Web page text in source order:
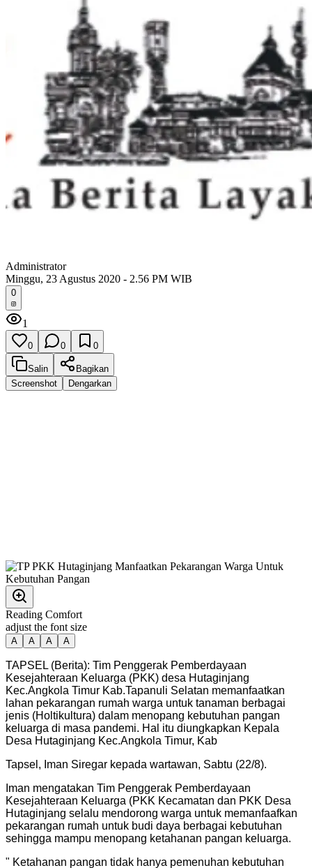
Administrator
Minggu, 23 Agustus 2020 - 2.56 PM WIB
0
1
0 0 0
Salin
Bagikan
Screenshot
Dengarkan
Reading Comfort
adjust the font size
A A A A
TAPSEL (Berita): Tim Penggerak Pemberdayaan
Kesejahteraan Keluarga (PKK) desa Hutaginjang
Kec.Angkola Timur Kab.Tapanuli Selatan memanfaatkan
lahan pekarangan rumah warga untuk tanaman berbagai
jenis (Holtikultura) dalam menopang kebutuhan pangan
keluarga di masa pandemi. Hal itu diungkapkan Kepala
Desa Hutaginjang Kec.Angkola Timur, Kab
Tapsel, Iman Siregar kepada wartawan, Sabtu (22/8).
Iman mengatakan Tim Penggerak Pemberdayaan
Kesejahteraan Keluarga (PKK Kecamatan dan PKK Desa
Hutaginjang selalu mendorong warga untuk memanfaafkan
pekarangan rumah untuk budi daya berbagai kebutuhan
sehingga mampu menopang ketahanan pangan keluarga.
" Ketahanan pangan tidak hanya pemenuhan kebutuhan